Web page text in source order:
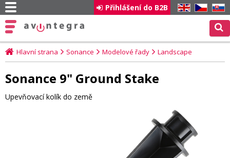
EN CZ SK
Přihlášení do B2B
Hlavní strana Sonance Modelové řady Landscape
Sonance 9" Ground Stake
Upevňovací kolík do země